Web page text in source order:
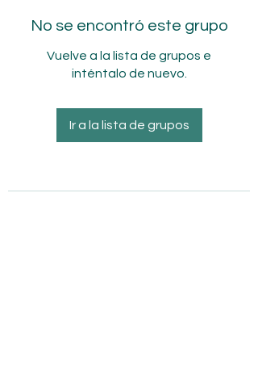
No se encontró este grupo
Vuelve a la lista de grupos e
inténtalo de nuevo.
Ir a la lista de grupos